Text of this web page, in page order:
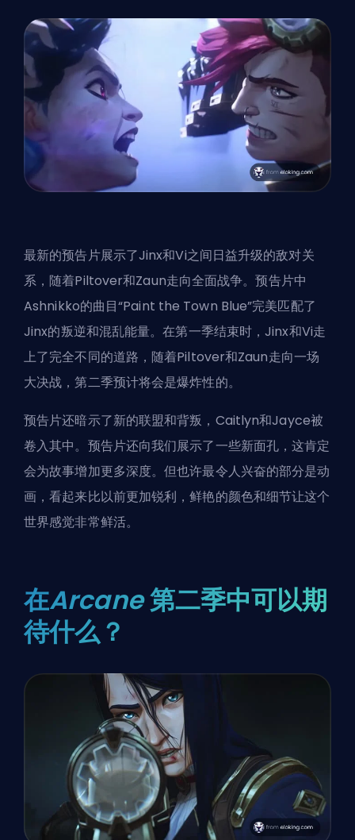
最新的预告片展示了Jinx和Vi之间日益升级的敌对关
系，随着Piltover和Zaun走向全面战争。预告片中
Ashnikko的曲目“Paint the Town Blue”完美匹配了
Jinx的叛逆和混乱能量。在第一季结束时，Jinx和Vi走
上了完全不同的道路，随着Piltover和Zaun走向一场
大决战，第二季预计将会是爆炸性的。
预告片还暗示了新的联盟和背叛，Caitlyn和Jayce被
卷入其中。预告片还向我们展示了一些新面孔，这肯定
会为故事增加更多深度。但也许最令人兴奋的部分是动
画，看起来比以前更加锐利，鲜艳的颜色和细节让这个
世界感觉非常鲜活。
在Arcane第二季中可以期
待什么？